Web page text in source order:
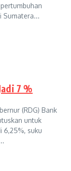
Sumatera...
7 %
(RDG) Bank
untuk
6,25%, suku